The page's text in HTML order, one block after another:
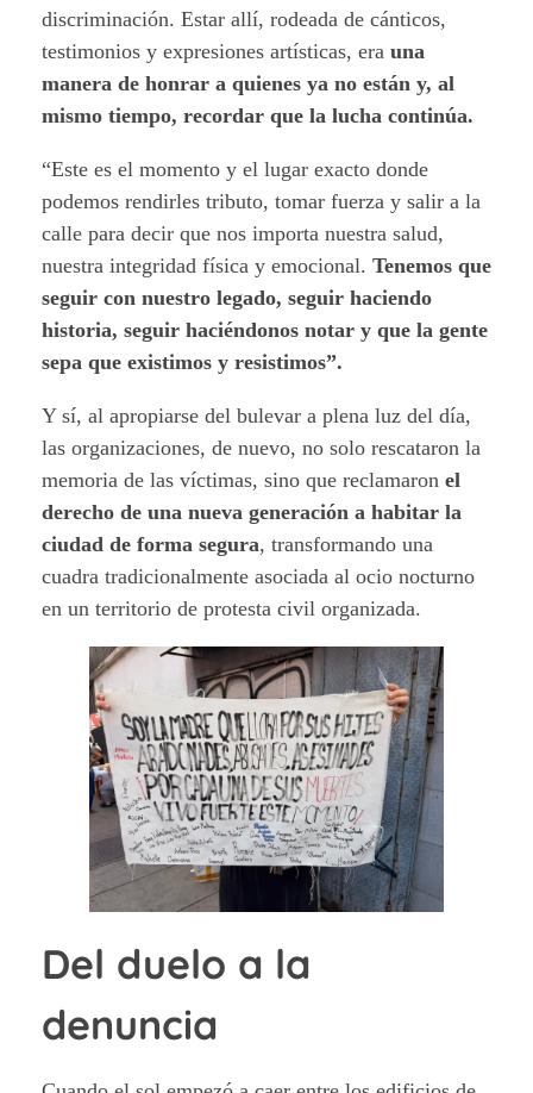
discriminación. Estar allí, rodeada de cánticos,
testimonios y expresiones artísticas, era una
manera de honrar a quienes ya no están y, al
mismo tiempo, recordar que la lucha continúa.
“Este es el momento y el lugar exacto donde
podemos rendirles tributo, tomar fuerza y salir a la
calle para decir que nos importa nuestra salud,
nuestra integridad física y emocional. Tenemos que
seguir con nuestro legado, seguir haciendo
historia, seguir haciéndonos notar y que la gente
sepa que existimos y resistimos”.
Y sí, al apropiarse del bulevar a plena luz del día,
las organizaciones, de nuevo, no solo rescataron la
memoria de las víctimas, sino que reclamaron el
derecho de una nueva generación a habitar la
ciudad de forma segura, transformando una
cuadra tradicionalmente asociada al ocio nocturno
en un territorio de protesta civil organizada.
Del duelo a la
denuncia